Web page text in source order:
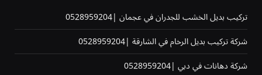
تركيب بديل الخشب للجدران في عجمان |0528959204
شركة تركيب بديل الرخام في الشارقة |0528959204
شركة دهانات في دبي |0528959204